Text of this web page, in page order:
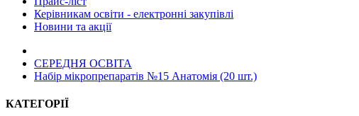
Керівникам освіти - електронні закупівлі
Новини та акції
СЕРЕДНЯ ОСВIТА
Набір мікропрепаратів №15 Анатомія (20 шт.)
КАТЕГОРІЇ